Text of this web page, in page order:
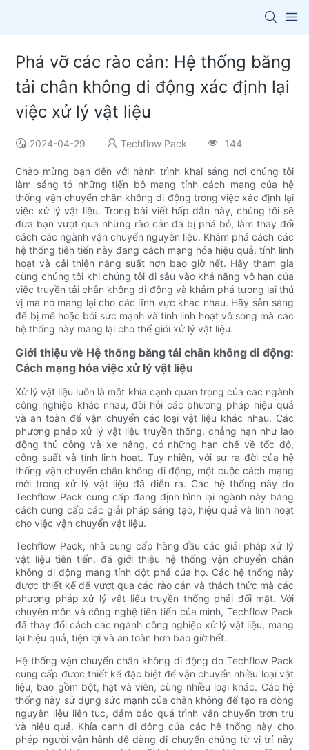
Phá vỡ các rào cản: Hệ thống băng
tải chân không di động xác định lại
việc xử lý vật liệu
2024-04-29 Techflow Pack 144
Chào mừng bạn đến với hành trình khai sáng nơi chúng tôi
làm sáng tỏ những tiến bộ mang tính cách mạng của hệ
thống vận chuyển chân không di động trong việc xác định lại
việc xử lý vật liệu. Trong bài viết hấp dẫn này, chúng tôi sẽ
đưa bạn vượt qua những rào cản đã bị phá bỏ, làm thay đổi
cách các ngành vận chuyển nguyên liệu. Khám phá cách các
hệ thống tiên tiến này đang cách mạng hóa hiệu quả, tính linh
hoạt và cải thiện năng suất hơn bao giờ hết. Hãy tham gia
cùng chúng tôi khi chúng tôi đi sâu vào khả năng vô hạn của
việc truyền tải chân không di động và khám phá tương lai thú
vị mà nó mang lại cho các lĩnh vực khác nhau. Hãy sẵn sàng
để bị mê hoặc bởi sức mạnh và tính linh hoạt vô song mà các
hệ thống này mang lại cho thế giới xử lý vật liệu.
Giới thiệu về Hệ thống băng tải chân không di động:
Cách mạng hóa việc xử lý vật liệu
Xử lý vật liệu luôn là một khía cạnh quan trọng của các ngành
công nghiệp khác nhau, đòi hỏi các phương pháp hiệu quả
và an toàn để vận chuyển các loại vật liệu khác nhau. Các
phương pháp xử lý vật liệu truyền thống, chẳng hạn như lao
động thủ công và xe nâng, có những hạn chế về tốc độ,
công suất và tính linh hoạt. Tuy nhiên, với sự ra đời của hệ
thống vận chuyển chân không di động, một cuộc cách mạng
mới trong xử lý vật liệu đã diễn ra. Các hệ thống này do
Techflow Pack cung cấp đang định hình lại ngành này bằng
cách cung cấp các giải pháp sáng tạo, hiệu quả và linh hoạt
cho việc vận chuyển vật liệu.
Techflow Pack, nhà cung cấp hàng đầu các giải pháp xử lý
vật liệu tiên tiến, đã giới thiệu hệ thống vận chuyển chân
không di động mang tính đột phá của họ. Các hệ thống này
được thiết kế để vượt qua các rào cản và thách thức mà các
phương pháp xử lý vật liệu truyền thống phải đối mặt. Với
chuyên môn và công nghệ tiên tiến của mình, Techflow Pack
đã thay đổi cách các ngành công nghiệp xử lý vật liệu, mang
lại hiệu quả, tiện lợi và an toàn hơn bao giờ hết.
Hệ thống vận chuyển chân không di động do Techflow Pack
cung cấp được thiết kế đặc biệt để vận chuyển nhiều loại vật
liệu, bao gồm bột, hạt và viên, cùng nhiều loại khác. Các hệ
thống này sử dụng sức mạnh của chân không để tạo ra dòng
nguyên liệu liên tục, đảm bảo quá trình vận chuyển trơn tru
và hiệu quả. Khía cạnh di động của các hệ thống này cho
phép người vận hành dễ dàng di chuyển chúng từ vị trí này